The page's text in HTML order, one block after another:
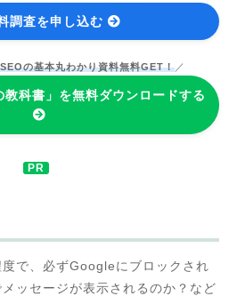
調査を申し込む
の基本丸わかり資料無料GET！ ／
科書」を無料ダウンロードする
で、必ずGoogleにブロックされ
ッセージが表示されるのか？など